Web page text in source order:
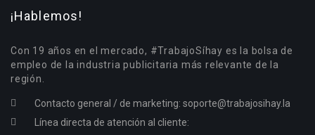
¡Hablemos!
Con 19 años en el mercado, #TrabajoSíhay es la bolsa de
empleo de la industria publicitaria más relevante de la
región.
Contacto general / de marketing: soporte@trabajosihay.la
Línea directa de atención al cliente: